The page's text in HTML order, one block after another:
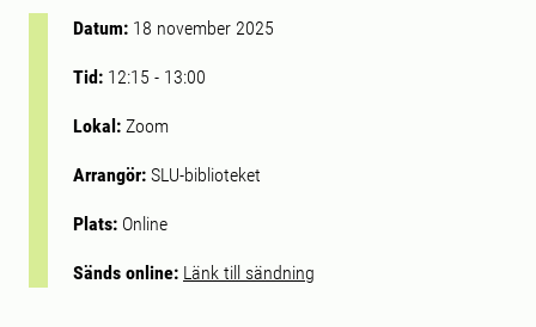
Datum: 18 november 2025
Tid: 12:15 - 13:00
Lokal: Zoom
Arrangör: SLU-biblioteket
Plats: Online
Sänds online: Länk till sändning